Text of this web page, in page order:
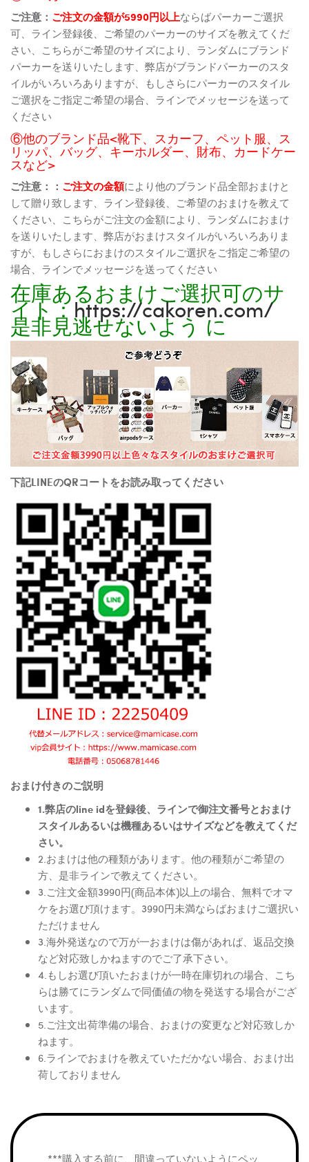
ご注意： ご注文の金額が5990円以上ならばパーカーご選択
可、ライン登録後、ご希望のパーカーのサイズを教えてくだ
さい、こちらがご希望のサイズにより、ランダムにブランド
パーカーを送りいたします、弊店がブランドパーカーのスタ
イルがいろいろありますが、もしさらにパーカーのスタイル
ご選択をご指定ご希望の場合、ラインでメッセージを送って
ください
⑥他のブランド品<靴下、スカーフ、ペット服、ス
リッパ、バッグ、キーホルダー、財布、カードケー
スなど>
ご注意：： ご注文の金額により他のブランド品全部おまけと
して贈り致します、ライン登録後、ご希望のおまけを教えて
ください、こちらがご注文の金額により、ランダムにおまけ
を送りいたします、弊店がおまけスタイルがいろいろありま
すが、もしさらにおまけのスタイルご選択をご指定ご希望の
場合、ラインでメッセージを送ってください
在庫あるおまけご選択可のサ
イト：https://cakoren.com/
是非見逃せないよう に
下記LINEのQRコートをお読み取ってください
おまけ付きのご説明
1.弊店のline idを登録後、ラインで御注文番号とおまけ
スタイルあるいは機種あるいはサイズなどを教えてくだ
さい。
2.おまけは他の種類があります。他の種類がご希望の
方、是非ラインで教えてください。
3.ご注文金額3990円(商品本体)以上の場合、無料でオマ
ケをお選び頂けます。3990円未満ならばおまけご選択い
ただけません
3.海外発送なので万が一おまけは傷があれば、返品交換
など対応致しかねますのでご了承下さい。
4.もしお選び頂いたおまけが一時在庫切れの場合、こち
らは勝てにランダムで同価値の物を発送する場合がござ
います。
5.ご注文出荷準備の場合、おまけの変更など対応致しか
ねます。
6.ラインでおまけを教えていただかない場合、おまけ出
荷しておりません
***購入する前に、間違っていないようにペッ